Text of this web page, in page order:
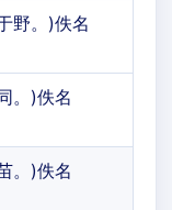
野。)佚名
。)佚名
。)佚名